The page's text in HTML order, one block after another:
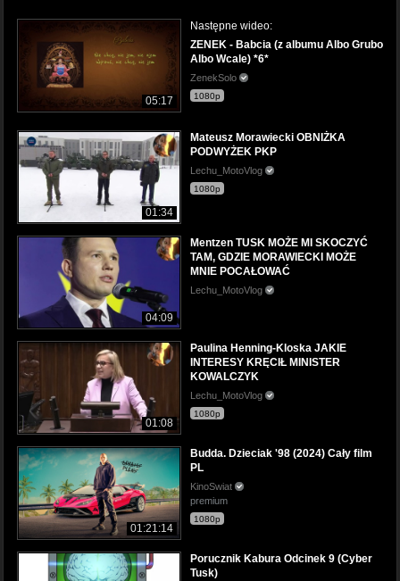
05:17
Następne wideo:
ZENEK - Babcia (z albumu Albo Grubo
Albo Wcale) *6*
ZenekSolo
1080p
01:34
Mateusz Morawiecki OBNIŻKA
PODWYŻEK PKP
Lechu_MotoVlog
1080p
04:09
Mentzen TUSK MOŻE MI SKOCZYĆ
TAM, GDZIE MORAWIECKI MOŻE
MNIE POCAŁOWAĆ
Lechu_MotoVlog
01:08
Paulina Henning-Kloska JAKIE
INTERESY KRĘCIŁ MINISTER
KOWALCZYK
Lechu_MotoVlog
1080p
01:21:14
Budda. Dzieciak '98 (2024) Cały film
PL
KinoSwiat
premium
1080p
Porucznik Kabura Odcinek 9 (Cyber
Tusk)